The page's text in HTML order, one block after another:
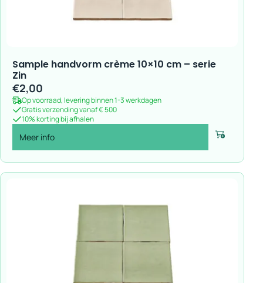
Sample handvorm crème 10×10 cm – serie
Zin
€2,00
Op voorraad, levering binnen 1-3 werkdagen
Gratis verzending vanaf € 500
10% korting bij afhalen
Meer info Voeg toe